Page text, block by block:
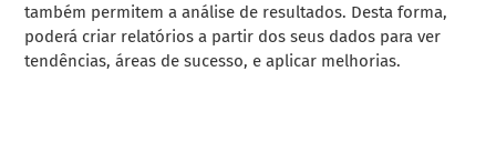
também permitem a análise de resultados. Desta forma,
poderá criar relatórios a partir dos seus dados para ver
tendências, áreas de sucesso, e aplicar melhorias.